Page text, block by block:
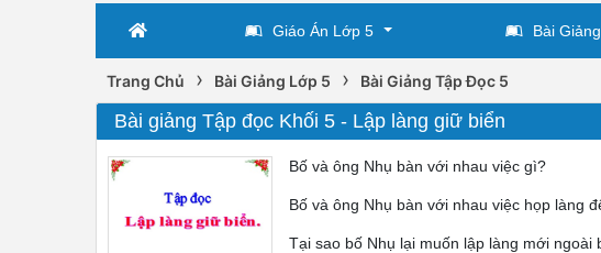
Giáo Án Lớp 5 Bài
Trang Chủ › Bài Giảng Lớp 5 › Bài Giảng Tập Đọc 5
Bài giảng Tập đọc Khối 5 - Lập làng giữ biển
Bố và ông Nhụ bàn với nhau việc gì?
Bố và ông Nhụ bàn với nhau việc họp làng
Tại sao bố Nhụ lại muốn lập làng mới ngoài